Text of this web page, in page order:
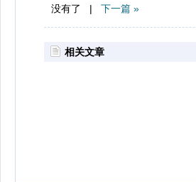
没有了 | 下一篇 »
相关文章